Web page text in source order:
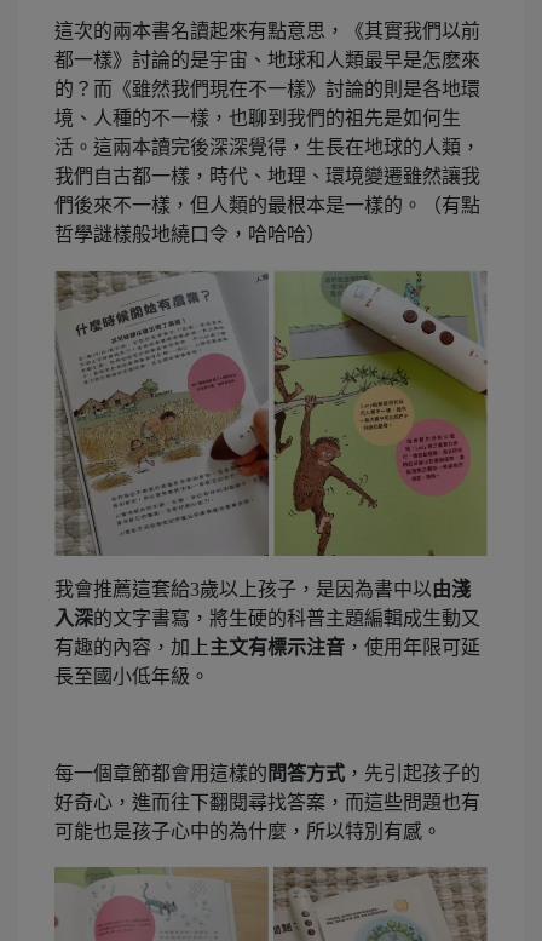
這次的兩本書名讀起來有點意思，《其實我們以前
都一樣》討論的是宇宙、地球和人類最早是怎麽來
的？而《雖然我們現在不一樣》討論的則是各地環
境、人種的不一樣，也聊到我們的祖先是如何生
活。這兩本讀完後深深覺得，生長在地球的人類，
我們自古都一樣，時代、地理、環境變遷雖然讓我
們後來不一樣，但人類的最根本是一樣的。（有點
哲學謎樣般地繞口令，哈哈哈）
我會推薦這套給3歲以上孩子，是因為書中以由淺
入深的文字書寫，將生硬的科普主題編輯成生動又
有趣的內容，加上主文有標示注音 ，使用年限可延
長至國小低年級。
每一個章節都會用這樣的 問答方式 ，先引起孩子的
好奇心，進而往下翻閱尋找答案，而這些問題也有
可能也是孩子心中的為什麼，所以特別有感。